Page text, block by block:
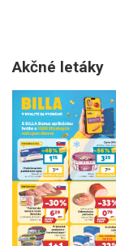
Akčné letáky